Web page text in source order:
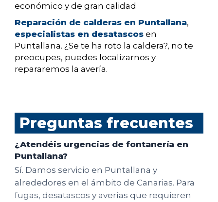
económico y de gran calidad
Reparación de calderas en Puntallana,
especialistas en desatascos en
Puntallana. ¿Se te ha roto la caldera?, no te
preocupes, puedes localizarnos y
repararemos la avería.
Preguntas frecuentes
¿Atendéis urgencias de fontanería en
Puntallana?
Sí. Damos servicio en Puntallana y
alrededores en el ámbito de Canarias. Para
fugas, desatascos y averías que requieren